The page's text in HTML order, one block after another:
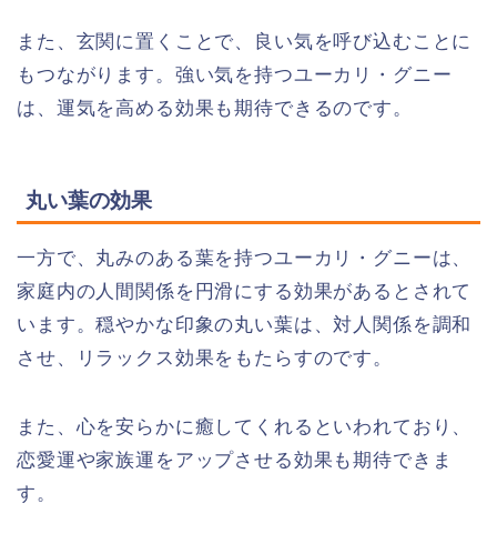
また、玄関に置くことで、良い気を呼び込むことに
もつながります。強い気を持つユーカリ・グニー
は、運気を高める効果も期待できるのです。
丸い葉の効果
一方で、丸みのある葉を持つユーカリ・グニーは、
家庭内の人間関係を円滑にする効果があるとされて
います。穏やかな印象の丸い葉は、対人関係を調和
させ、リラックス効果をもたらすのです。
また、心を安らかに癒してくれるといわれており、
恋愛運や家族運をアップさせる効果も期待できま
す。